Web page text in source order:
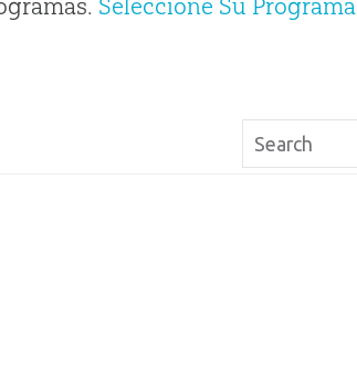
Seleccione Su Programa